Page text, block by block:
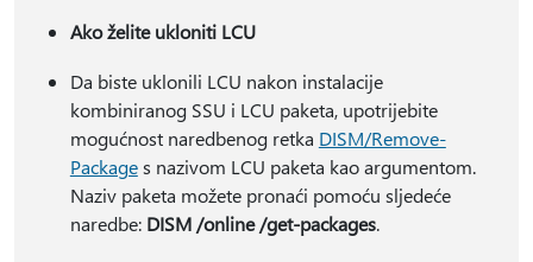
Ako želite ukloniti LCU
Da biste uklonili LCU nakon instalacije
kombiniranog SSU i LCU paketa, upotrijebite
mogućnost naredbenog retka DISM/Remove-
Packages nazivom LCU paketa kao argumentom.
Naziv paketa možete pronaći pomoću sljedeće
naredbe: DISM /online /get-packages.